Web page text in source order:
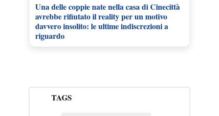
Una delle coppie nate nella casa di Cinecittà
avrebbe rifiutato il reality per un motivo
davvero insolito: le ultime indiscrezioni a
riguardo
TAGS